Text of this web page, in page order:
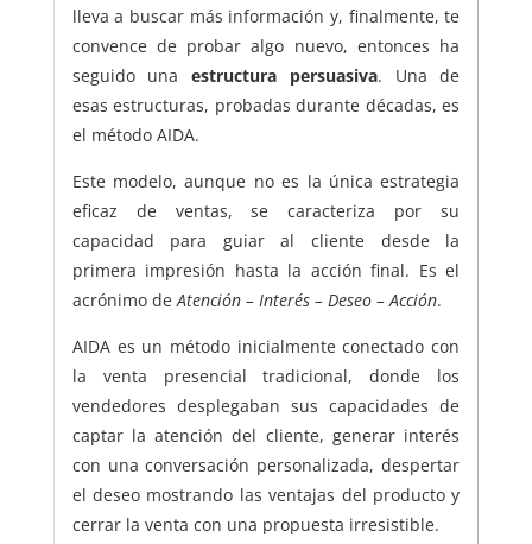
lleva a buscar más información y, finalmente, te
convence de probar algo nuevo, entonces ha
seguido unaestructura persuasiva. Una de
esas estructuras, probadas durante décadas, es
el método AIDA.
Este modelo, aunque no es la única estrategia
eficaz de ventas, se caracteriza por su
capacidad para guiar al cliente desde la
primera impresión hasta la acción final. Es el
acrónimo deAtención – Interés – Deseo – Acción.
AIDA es un método inicialmente conectado con
la venta presencial tradicional, donde los
vendedores desplegaban sus capacidades de
captar la atención del cliente, generar interés
con una conversación personalizada, despertar
el deseo mostrando las ventajas del producto y
cerrar la venta con una propuesta irresistible.